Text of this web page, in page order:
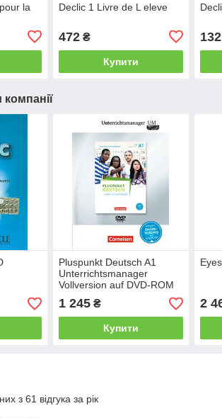
la
Declic 1 Livre de L eleve
472₴
Купити
132
компанії
Pluspunkt Deutsch A1
Unterrichtsmanager
Vollversion auf DVD-ROM
1 245₴
Купити
2
з 61 відгука за рік